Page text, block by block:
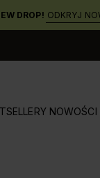
DROP! ODKRYJ
NOWOŚCI